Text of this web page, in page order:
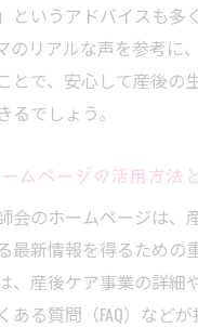
というアドバイスも多
のリアルな声を参考に
とで、安心して産後の
るでしょう。
ムページの活用方法
会のホームページは、
最新情報を得るための
、産後ケア事業の詳細
ある質問（FAQ）など